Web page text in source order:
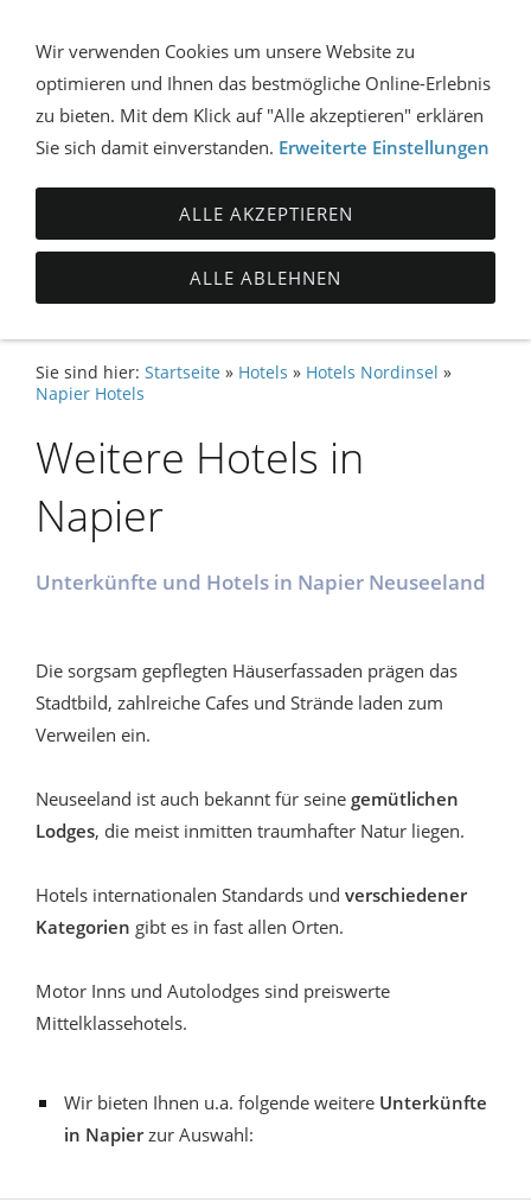
NAVIGATION ÖFFNEN
Sie sind hier: Startseite » Hotels » Hotels Nordinsel »
Napier Hotels
Weitere Hotels in
Napier
Unterkünfte und Hotels in Napier Neuseeland
Die sorgsam gepflegten Häuserfassaden prägen das
Stadtbild, zahlreiche Cafes und Strände laden zum
Verweilen ein.
Neuseeland ist auch bekannt für seine gemütlichen
Lodges, die meist inmitten traumhafter Natur liegen.
Hotels internationalen Standards und verschiedener
Kategorien gibt es in fast allen Orten.
Motor Inns und Autolodges sind preiswerte
Mittelklassehotels.
Wir bieten Ihnen u.a. folgende weitere Unterkünfte
in Napierzur Auswahl:
Wir verwenden Cookies um unsere Website zu
optimieren und Ihnen das bestmögliche Online-Erlebnis
zu bieten. Mit dem Klick auf "Alle akzeptieren" erklären
Sie sich damit einverstanden. Erweiterte Einstellungen
ALLE AKZEPTIEREN
ALLE ABLEHNEN